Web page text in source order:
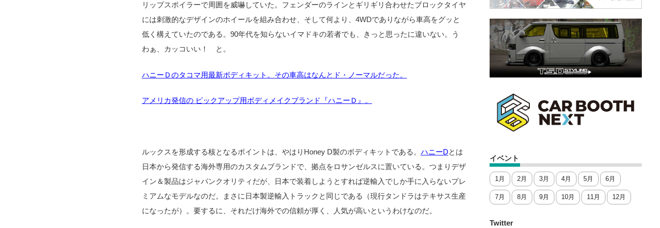
リップスポイラーで周囲を威嚇していた。フェンダーのラインとギリギリ合わせたブロックタイヤ
には刺激的なデザインのホイールを組み合わせ、そして何より、4WDでありながら車高をグッと
低く構えていたのである。90年代を知らないイマドキの若者でも、きっと思ったに違いない。う
わぁ、カッコいい！ と。
ハニーＤのタコマ用最新ボディキット。その車高はなんとド・ノーマルだった。
アメリカ発信の ピックアップ用ボディメイクブランド『ハニーＤ』。
ルックスを形成する核となるポイントは、やはりHoney D製のボディキットである。 ハニーDとは
日本から発信する海外専用のカスタムブランドで、拠点をロサンゼルスに置いている。つまりデザ
イン＆製品はジャパンクオリティだが、日本で装着しようとすれば逆輸入でしか手に入らないプレ
ミアムなモデルなのだ。まさに日本製逆輸入トラックと同じである（現行タンドラはテキサス生産
になったが）。要するに、それだけ海外での信頼が厚く、人気が高いというわけなのだ。
イベント
1月 2月 3月 4月 5月 6月
7月 8月 9月 10月 11月 12月
Twitter